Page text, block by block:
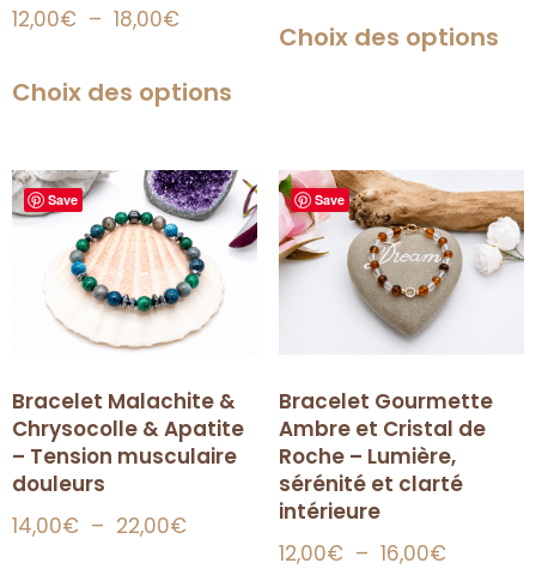
12,00€ – 18,00€
Choix des options
Choix des options
Save
Bracelet Malachite &
Chrysocolle & Apatite
– Tension musculaire
douleurs
14,00€ – 22,00€
Save
Bracelet Gourmette
Ambre et Cristal de
Roche – Lumière,
sérénité et clarté
intérieure
12,00€ – 16,00€